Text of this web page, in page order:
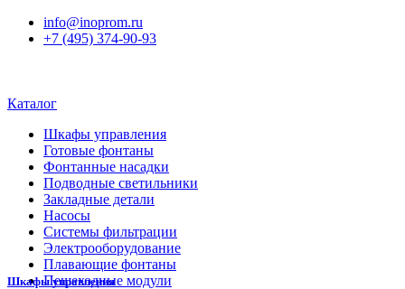
info@inoprom.ru
+7 (495) 374-90-93
Каталог
Шкафы управления
Готовые фонтаны
Фонтанные насадки
Подводные светильники
Закладные детали
Насосы
Системы фильтрации
Электрооборудование
Плавающие фонтаны
Пешеходные модули
Шкафы управления